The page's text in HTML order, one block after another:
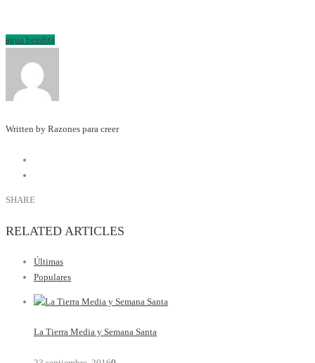
agua bendita
Written by Razones para creer
SHARE
RELATED ARTICLES
Últimas
Populares
La Tierra Media y Semana Santa